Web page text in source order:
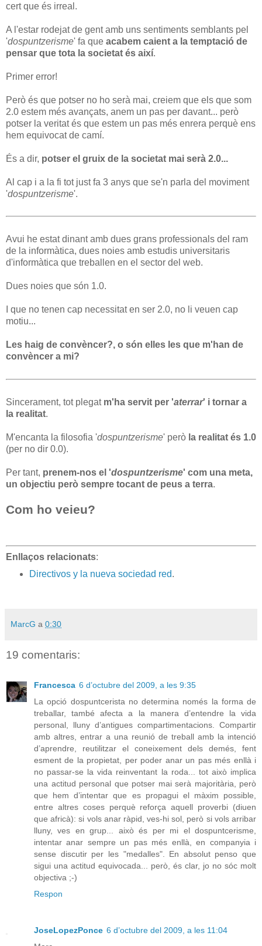
cert que és irreal.
A l'estar rodejat de gent amb uns sentiments semblants pel
'dospuntzerisme' fa que acabem caient a la temptació de
pensar que tota la societat és així.
Primer error!
Però és que potser no ho serà mai, creiem que els que som
2.0 estem més avançats, anem un pas per davant... però
potser la veritat és que estem un pas més enrera perquè ens
hem equivocat de camí.
És a dir, potser el gruix de la societat mai serà 2.0...
Al cap i a la fi tot just fa 3 anys que se'n parla del moviment
'dospuntzerisme'.
Avui he estat dinant amb dues grans professionals del ram
de la informàtica, dues noies amb estudis universitaris
d'informàtica que treballen en el sector del web.
Dues noies que són 1.0.
I que no tenen cap necessitat en ser 2.0, no li veuen cap
motiu...
Les haig de convèncer?, o són elles les que m'han de
convèncer a mi?
Sincerament, tot plegat m'ha servit per 'aterrar' i tornar a
la realitat.
M'encanta la filosofia 'dospuntzerisme' però la realitat és 1.0
(per no dir 0.0).
Per tant, prenem-nos el 'dospuntzerisme' com una meta,
un objectiu però sempre tocant de peus a terra.
Com ho veieu?
Enllaços relacionats:
Directivos y la nueva sociedad red.
MarcG a 0:30
19 comentaris:
Francesca 6 d’octubre del 2009, a les 9:35
La opció dospuntcerista no determina només la forma de
treballar, també afecta a la manera d’entendre la vida
personal, lluny d’antigues compartimentacions. Compartir
amb altres, entrar a una reunió de treball amb la intenció
d’aprendre, reutilitzar el coneixement dels demés, fent
esment de la propietat, per poder anar un pas més enllà i
no passar-se la vida reinventant la roda... tot això implica
una actitud personal que potser mai serà majoritària, però
que hem d’intentar que es propagui el màxim possible,
entre altres coses perquè reforça aquell proverbi (diuen
que africà): si vols anar ràpid, ves-hi sol, però si vols arribar
lluny, ves en grup... això és per mi el dospuntcerisme,
intentar anar sempre un pas més enllà, en companyia i
sense discutir per les "medalles". En absolut penso que
sigui una actitud equivocada... però, és clar, jo no sóc molt
objectiva ;-)
Respon
JoseLopezPonce 6 d’octubre del 2009, a les 11:04